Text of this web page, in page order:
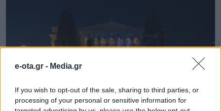
e-ota.gr - Media.gr
If you wish to opt-out of the sale, sharing to third parties, or
processing of your personal or sensitive information for